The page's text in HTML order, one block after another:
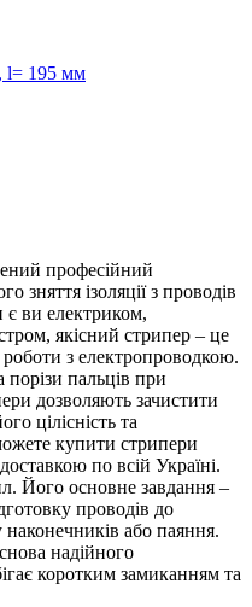
l= 195 мм
професійний
зняття ізоляції з проводів
є ви електриком,
якісний стрипер – це
роботи з електропроводкою.
пальців при
дозволяють зачистити
цілісність та
купити стрипери
по всій Україні.
Його основне завдання –
проводів до
або паяння.
надійного
коротким замиканням та